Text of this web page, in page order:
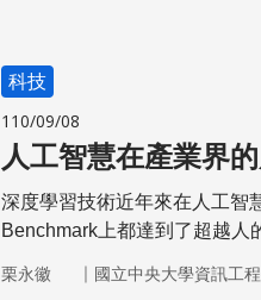
科技
110/09/08
人工智慧在產業界
深度學習技術近年來在人工智
Benchmark上都達到了超越人
影像判讀等等
栗永徽 ｜ 國立中央大學資訊工